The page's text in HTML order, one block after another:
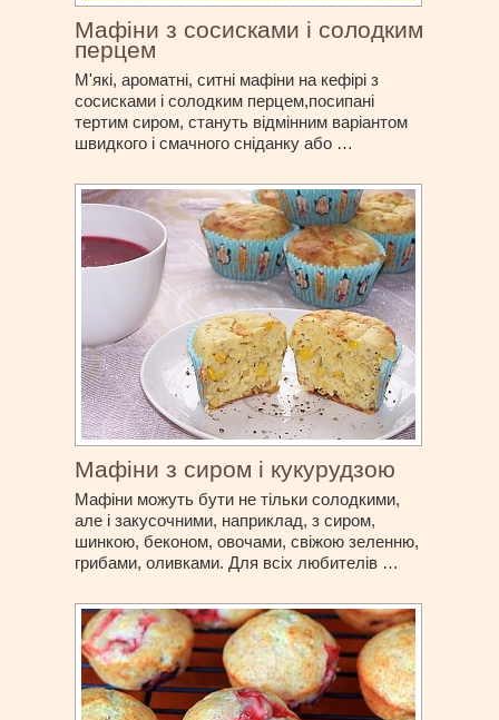
Мафіни з сосисками і солодким
перцем
М'які, ароматні, ситні мафіни на кефірі з
сосисками і солодким перцем,посипані
тертим сиром, стануть відмінним варіантом
швидкого і смачного сніданку або …
Мафіни з сиром і кукурудзою
Мафіни можуть бути не тільки солодкими,
але і закусочними, наприклад, з сиром,
шинкою, беконом, овочами, свіжою зеленню,
грибами, оливками. Для всіх любителів …